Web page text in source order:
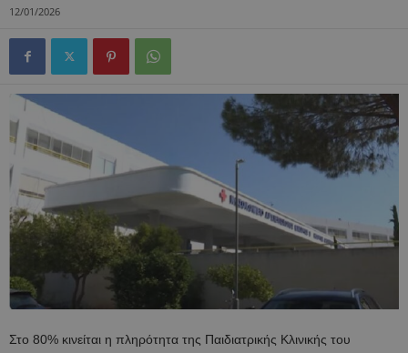
12/01/2026
Στο 80% κινείται η πληρότητα της Παιδιατρικής Κλινικής του